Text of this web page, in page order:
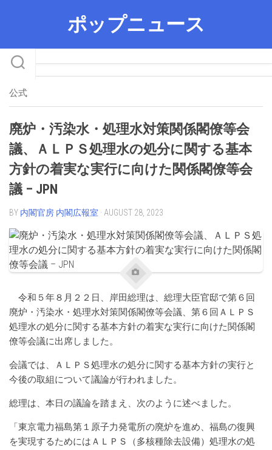
ポップニュース
公式
廃炉・汚染水・処理水対策関係閣僚等会
議、ＡＬＰＳ処理水の処分に関する基本
方針の着実な実行に向けた関係閣僚等会
議 – JPN
BY 内閣官房 内閣広報室 · AUGUST 28, 2023
令和５年８月２２日、岸田総理は、総理大臣官邸で第６回
廃炉・汚染水・処理水対策関係閣僚等会議、第６回ＡＬＰＳ
処理水の処分に関する基本方針の着実な実行に向けた関係閣
僚等会議に出席しました。
会議では、ＡＬＰＳ処理水の処分に関する基本方針の実行と
今後の取組について議論が行われました。
総理は、本日の議論を踏まえ、次のように述べました。
「東京電力福島第１原子力発電所の廃炉を進め、福島の復興
を実現するためにはＡＬＰＳ（多核種除去設備）処理水の処